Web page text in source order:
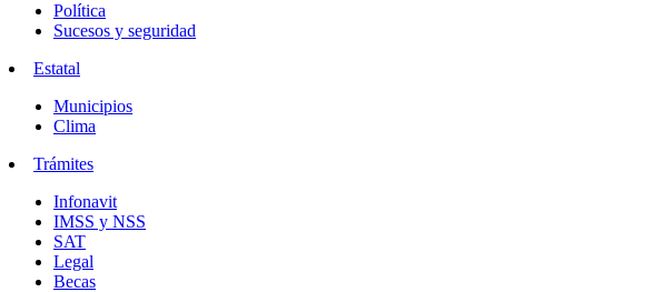
Política
Sucesos y seguridad
Estatal
Municipios
Clima
Trámites
Infonavit
IMSS y NSS
SAT
Legal
Becas